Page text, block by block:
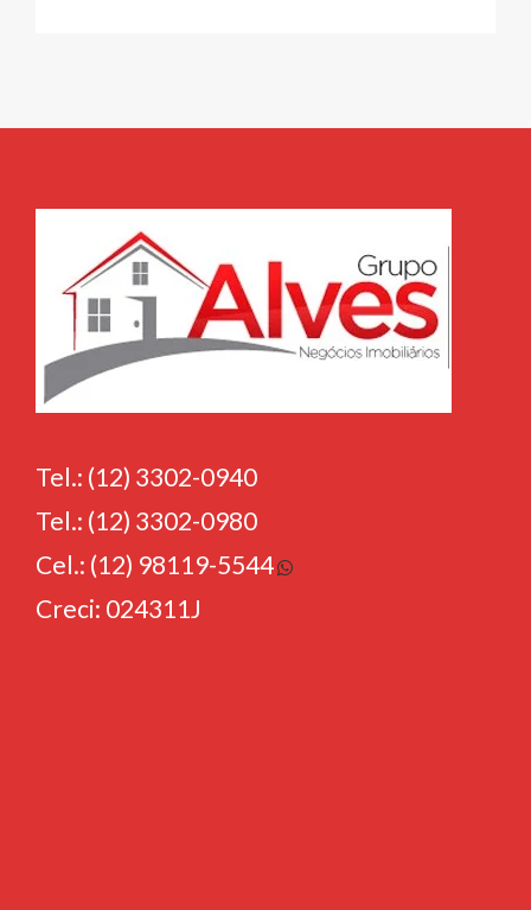
Tel.: (12) 3302-0940
Tel.: (12) 3302-0980
Cel.: (12) 98119-5544
Creci: 024311J